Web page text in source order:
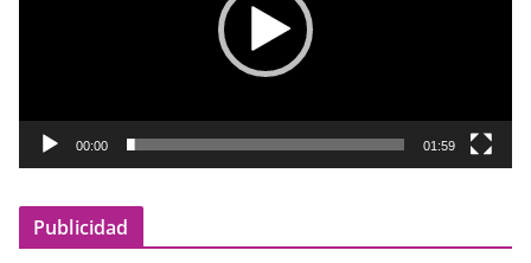
o
00:00 01:59
Publicidad